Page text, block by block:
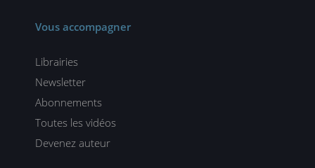
Vous accompagner
Librairies
Newsletter
Abonnements
Toutes les vidéos
Devenez auteur